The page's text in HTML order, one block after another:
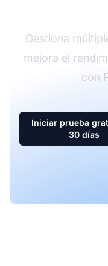
Gestiona
mejora el
con
Iniciar prueba
30 días